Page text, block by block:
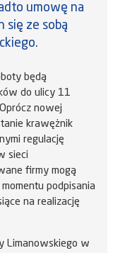
umowę na
się ze sobą
będą
do ulicy 11
nowej
krawężnik
regulację
sieci
firmy mogą
podpisania
na realizację
Limanowskiego w